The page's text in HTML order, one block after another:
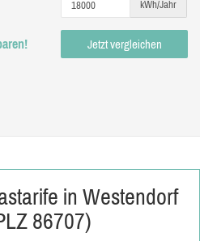
kWh/Jahr
Jetzt vergleichen
in Westendorf
86707)